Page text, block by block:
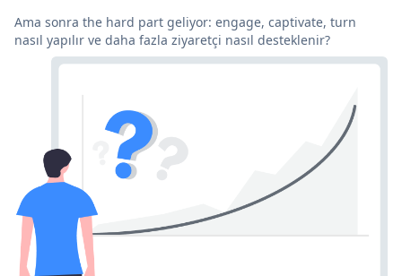
Ama sonra the hard part geliyor: engage, captivate, turn
nasıl yapılır ve daha fazla ziyaretçi nasıl desteklenir?